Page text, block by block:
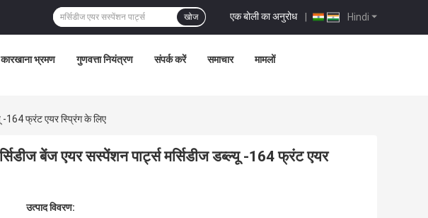
Hindi
एक बोली का अनुरोध |
खोज
कारखाना भ्रमण गुणवत्ता नियंत्रण संपर्क करें समाचार मामलों
164 फ्रंट एयर स्प्रिंग के लिए
बेंज एयर सस्पेंशन पार्ट्स मर्सिडीज डब्ल्यू -164 फ्रंट एयर
उत्पाद विवरण: